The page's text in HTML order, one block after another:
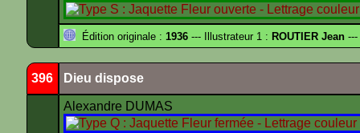
Édition originale : 1936 --- Illustrateur 1 : ROUTIER Jean ---
396 Dieu dispose
Alexandre DUMAS